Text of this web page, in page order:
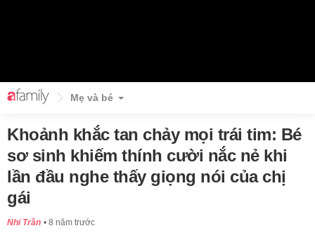
Mẹ và bé
Khoảnh khắc tan chảy mọi trái tim: Bé
sơ sinh khiếm thính cười nắc nẻ khi
lần đầu nghe thấy giọng nói của chị
gái
Nhi Trần 8 năm trước